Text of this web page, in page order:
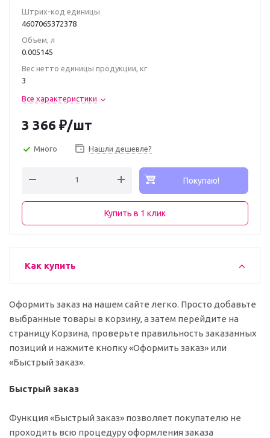
Штрих-код единицы
4607065372378
Объем, л
0.005145
Вес нетто единицы продукции, кг
3
Все характеристики
3 366 ₽/шт
Много Нашли дешевле?
Покупаю!
Купить в 1 клик
Как купить
Оформить заказ на нашем сайте легко. Просто добавьте
выбранные товары в корзину, а затем перейдите на
страницу Корзина, проверьте правильность заказанных
позиций и нажмите кнопку «Оформить заказ» или
«Быстрый заказ».
Быстрый заказ
Функция «Быстрый заказ» позволяет покупателю не
проходить всю процедуру оформления заказа